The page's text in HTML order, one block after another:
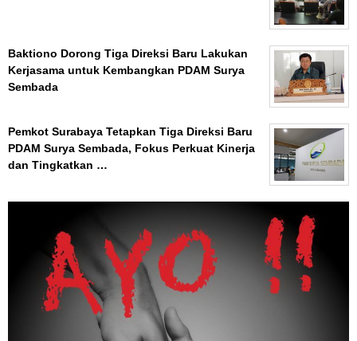
Baktiono Dorong Tiga Direksi Baru Lakukan
Kerjasama untuk Kembangkan PDAM Surya
Sembada
Pemkot Surabaya Tetapkan Tiga Direksi Baru
PDAM Surya Sembada, Fokus Perkuat Kinerja
dan Tingkatkan …